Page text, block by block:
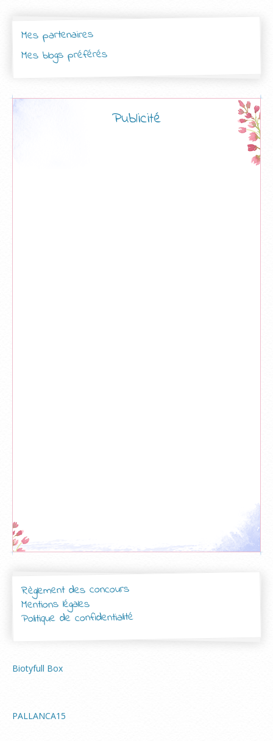
Mes partenaires
Mes blogs préférés
Publicité
Règlement des concours
Mentions légales
Politique de confidentialité
Biotyfull Box
PALLANCA15